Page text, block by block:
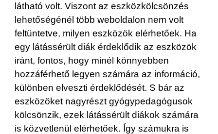
látható volt. Viszont az eszközkölcsönzés
lehetőségénél több weboldalon nem volt
feltüntetve, milyen eszközök elérhetőek. Ha
egy látássérült diák érdeklődik az eszközök
iránt, fontos, hogy minél könnyebben
hozzáférhető legyen számára az információ,
különben elveszti érdeklődését. S bár az
eszközöket nagyrészt gyógypedagógusok
kölcsönzik, ezek látássérült diákok számára
is közvetlenül elérhetőek. Így számukra is